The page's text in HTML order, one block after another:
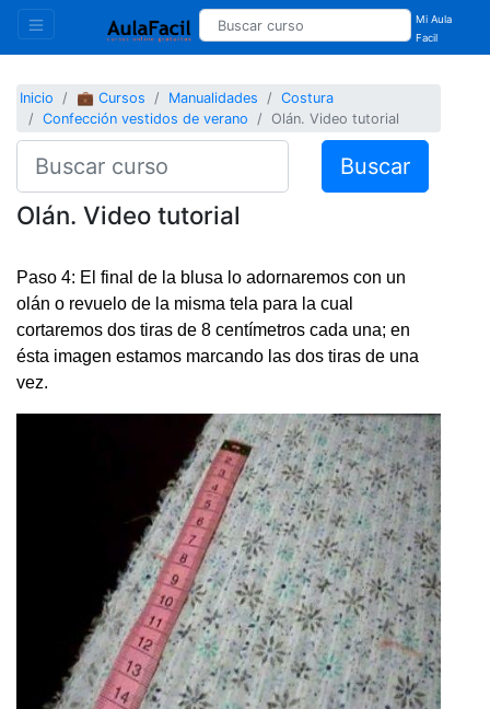
Mi Aula
Facil
Inicio 💼 Cursos Manualidades
Costura
Confección vestidos de verano
Olán. Video tutorial
Buscar
Olán. Video tutorial
Paso 4: El final de la blusa lo adornaremos con un
olán o revuelo de la misma tela para la cual
cortaremos dos tiras de 8 centímetros cada una; en
ésta imagen estamos marcando las dos tiras de una
vez.